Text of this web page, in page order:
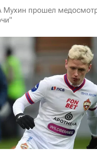
Мухин прошел